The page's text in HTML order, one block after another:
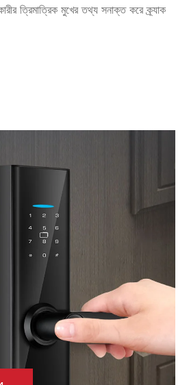
ত্রিমাত্রিক মুখের তথ্য সনাক্ত করে ক্র্যাক